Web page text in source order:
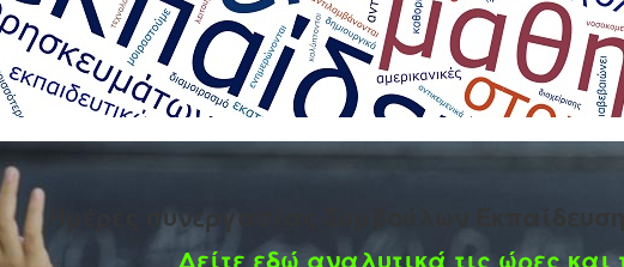
Ημέρες συνεργασίας Συμβούλων
Δείτε εδώ αναλυτικά τις ώρες και